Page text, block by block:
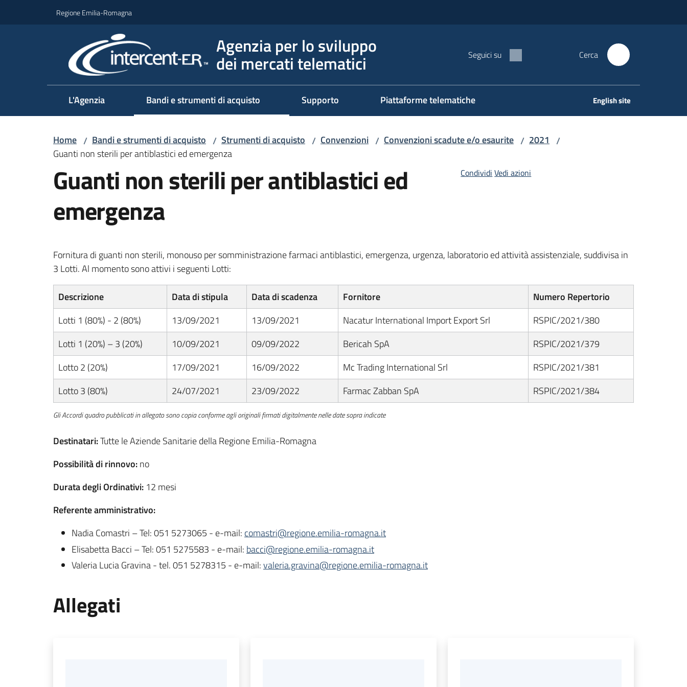
Regione Emilia-Romagna
Agenzia per lo sviluppo
dei mercati telematici Seguici su Cerca
L'Agenzia Bandi e strumenti di acquisto Supporto Piattaforme telematiche English site
Home / Bandi e strumenti di acquisto / Strumenti di acquisto / Convenzioni / Convenzioni scadute e/o esaurite / 2021 /
Guanti non sterili per antiblastici ed emergenza
Guanti non sterili per antiblastici ed
emergenza
Condividi Vedi azioni
Fornitura di guanti non sterili, monouso per somministrazione farmaci antiblastici, emergenza, urgenza, laboratorio ed attività assistenziale, suddivisa in
3 Lotti. Al momento sono attivi i seguenti Lotti:
Descrizione Data di stipula Data di scadenza Fornitore
Numero Repertorio
Lotti 1 (80%) - 2 (80%)
13/09/2021 13/09/2021 Nacatur International Import Export Srl
RSPIC/2021/380
Lotti 1 (20%) – 3 (20%)
10/09/2021 09/09/2022 Bericah SpA
RSPIC/2021/379
Lotto 2 (20%)
17/09/2021 16/09/2022 Mc Trading International Srl
RSPIC/2021/381
Lotto 3 (80%)
24/07/2021 23/09/2022 Farmac Zabban SpA RSPIC/2021/384
Gli Accordi quadro pubblicati in allegato sono copia conforme agli originali firmati digitalmente nelle date sopra indicate
Destinatari:Tutte le Aziende Sanitarie della Regione Emilia-Romagna
Possibilità di rinnovo:no
Durata degli Ordinativi: 12 mesi
Referente amministrativo:
Nadia Comastri – Tel: 051 5273065 - e-mail: comastri@regione.emilia-romagna.it
Elisabetta Bacci – Tel: 051 5275583 - e-mail: bacci@regione.emilia-romagna.it
Valeria Lucia Gravina - tel. 051 5278315 - e-mail:valeria.gravina@regione.emilia-romagna.it
Allegati